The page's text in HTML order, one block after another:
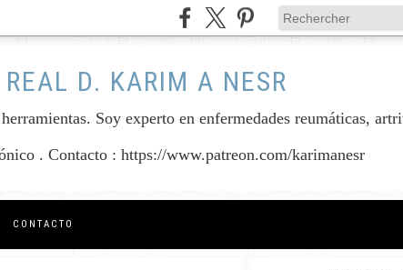
D. KARIM A NESR
Soy experto en enfermedades reumáticas,
. Contacto : https://www.patreon.com/karimanesr
CONTACTO